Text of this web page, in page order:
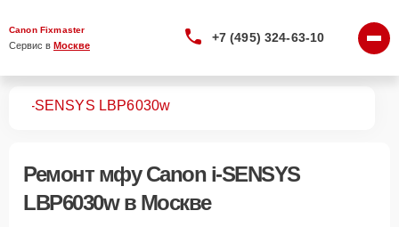
Canon Fixmaster
Сервис в Москве
+7 (495) 324-63-10
i-SENSYS LBP6030w
Ремонт мфу Canon i-SENSYS
LBP6030wв Москве